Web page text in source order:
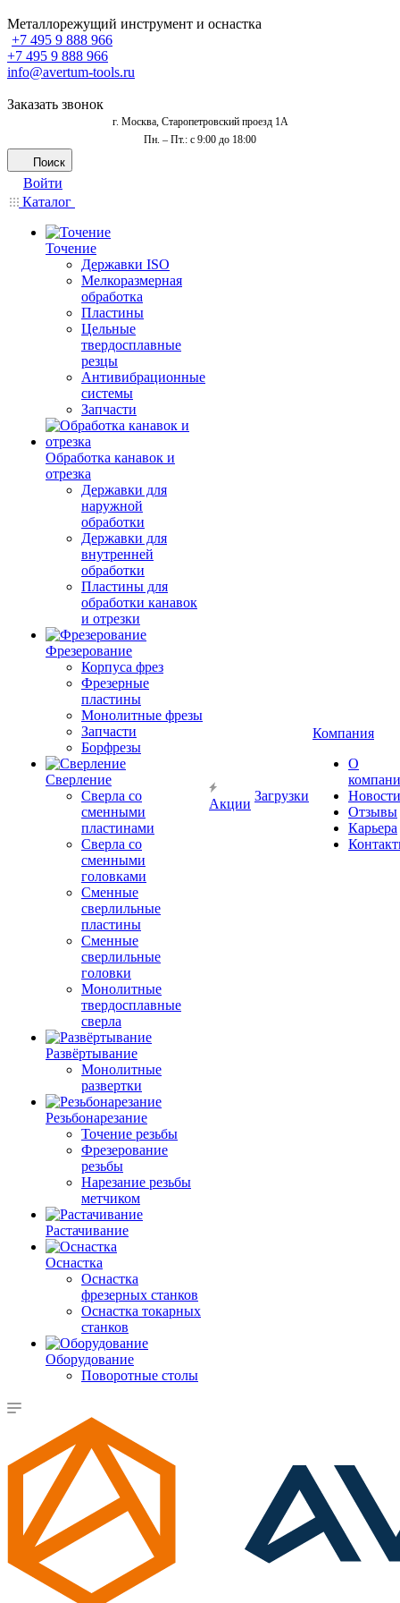
Металлорежущий инструмент и оснастка
+7 495 9 888 966
+7 495 9 888 966
info@avertum-tools.ru
Заказать звонок
г. Москва, Старопетровский проезд 1А
Пн. – Пт.: с 9:00 до 18:00
Поиск
Войти
Каталог
Точение
Державки ISO
Мелкоразмерная
обработка
Пластины
Цельные
твердосплавные
резцы
Антивибрационные
системы
Запчасти
Обработка канавок и
отрезка
Державки для
наружной
обработки
Державки для
внутренней
обработки
Пластины для
обработки канавок
и отрезки
Фрезерование
Корпуса фрез
Фрезерные
пластины
Монолитные фрезы
Запчасти
Борфрезы
Сверление
Сверла со
сменными
пластинами
Сверла со
сменными
головками
Сменные
сверлильные
пластины
Сменные
сверлильные
головки
Монолитные
твердосплавные
сверла
Развёртывание
Монолитные
развертки
Резьбонарезание
Точение резьбы
Фрезерование
резьбы
Нарезание резьбы
метчиком
Растачивание
Оснастка
Оснастка
фрезерных станков
Оснастка токарных
станков
Оборудование
Поворотные столы
Акции
Загрузки
Компания
О
Новости
Отзывы
Карьера